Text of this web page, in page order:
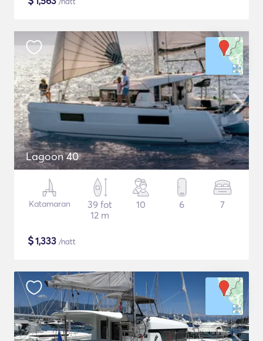
Lagoon 40
Katamaran
39 fot
12 m
10 6 7
$1,333 /natt